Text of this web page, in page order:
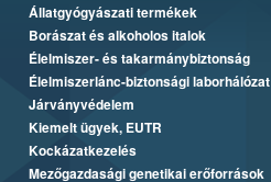
Állatgyógyászati termékek
Borászat és alkoholos italok
Élelmiszer- és takarmánybiztonság
Élelmiszerlánc-biztonsági laborhálózat
Járványvédelem
Kiemelt ügyek, EUTR
Kockázatkezelés
Mezőgazdasági genetikai erőforrások